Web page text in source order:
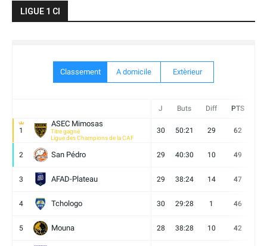
LIGUE 1 CI
Classement A domicile Extèrieur
J Buts Diff PTS
1
ASEC Mimosas
Titre gagné
Ligue des Champions de la CAF
30 50:21 29 62
2 San Pédro 29 40:30 10 49
3 AFAD-Plateau 29 38:24 14 47
4 Tchologo 30 29:28 1 46
5 Mouna 28 38:28 10 42